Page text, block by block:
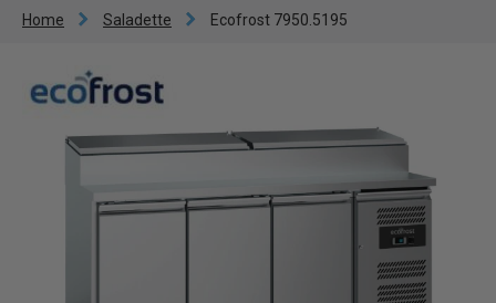
Home Saladette Ecofrost 7950.5195